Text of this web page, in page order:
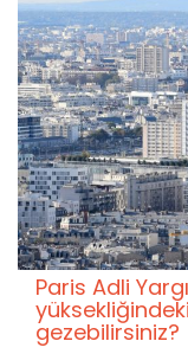
Paris Adli
gezebilirsiniz?